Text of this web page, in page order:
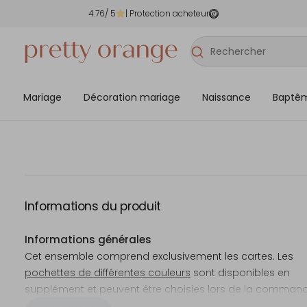
4.76/ 5 | Protection acheteur
Mariage Décoration mariage Naissance
Informations du produit
Informations générales
Cet ensemble comprend exclusivement les cartes. Les
pochettes de différentes couleurs sont disponibles en
supplément et peuvent être choisies lors de la